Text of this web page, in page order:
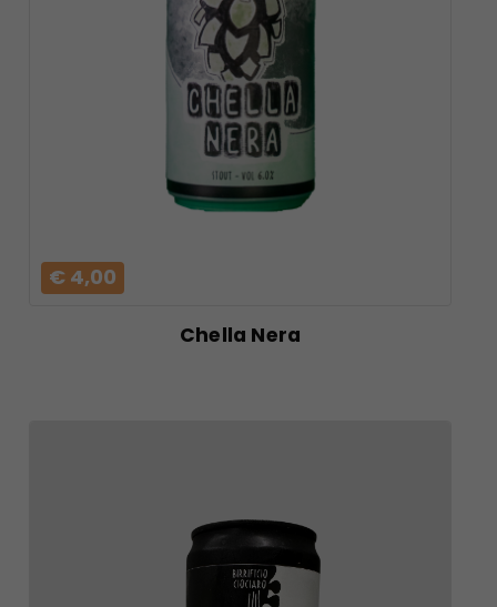
€ 4,00
VAI AL
PRODOTTO
Chella Nera